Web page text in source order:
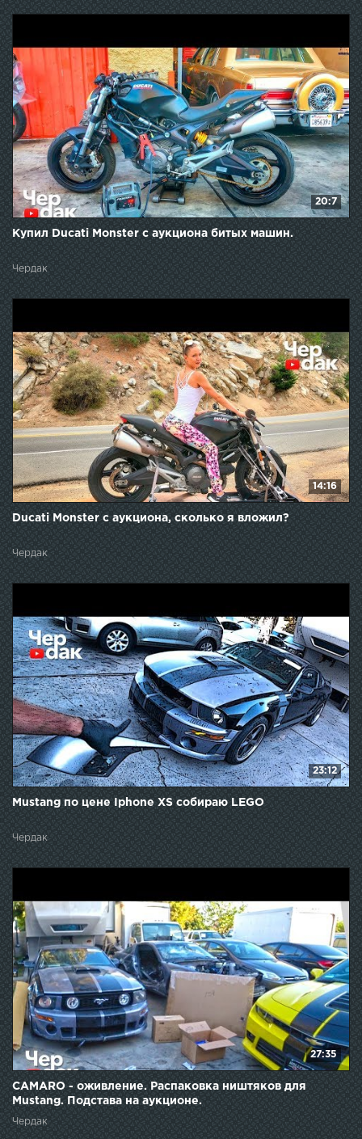
20:7
Купил Ducati Monster с аукциона битых машин.
Чердак
14:16
Ducati Monster с аукциона, сколько я вложил?
Чердак
23:12
Mustang по цене Iphone XS собираю LEGO
Чердак
27:35
CAMARO - оживление. Распаковка ништяков для
Mustang. Подстава на аукционе.
Чердак